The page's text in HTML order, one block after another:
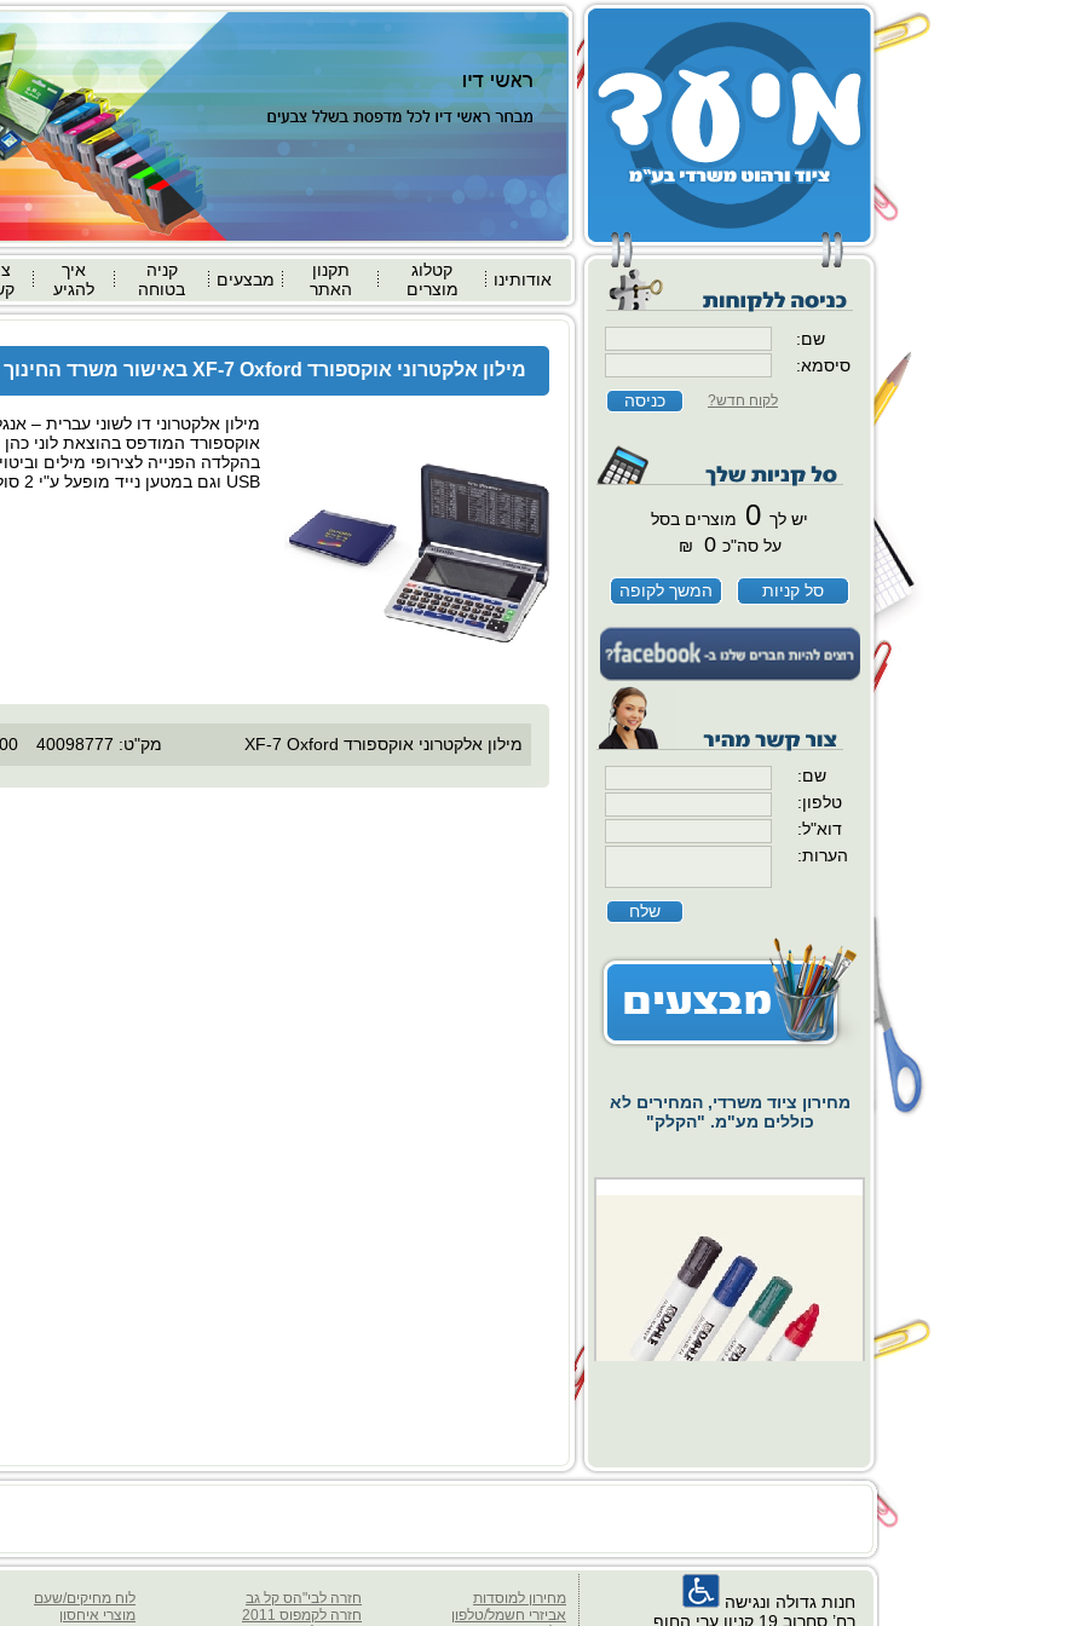
איך
להגיע
קניה
בטוחה
מבצעים
תקנון
האתר
קטלוג
מוצרים
אודותינו
מילון אלקטרוני אוקספורד XF-7 Oxford באישור משרד החינוך המחיר 298 ש"ח
מילון אלקטרוני דו לשוני עברית –
אוקספורד המודפס בהוצאת לוני
בהקלדה הפנייה לצירופי מילים
USB וגם במטען נייד מופעל ע"י 2 סוללות AAA
מק"ט: 40098777 מילון אלקטרוני אוקספורד XF-7 Oxford
שם:
סיסמא:
לקוח חדש?
יש לך
מוצרים בסל
₪
0 על סה"כ
המשך לקופה סל קניות
:שם
:טלפון
:דוא"ל
:הערות
כוללים מע"מ. "הקלק"
החל מ- 0.00 ₪
מחירון למוסדות
אביזרי חשמל/טלפון
חזרה לבי"הס קל גב
חזרה לקמפוס 2011
לוח מחיקים/שעם
מוצרי איחסון
חנות גדולה ונגישה
רח’ סחרוב 19 קניון ערי החוף